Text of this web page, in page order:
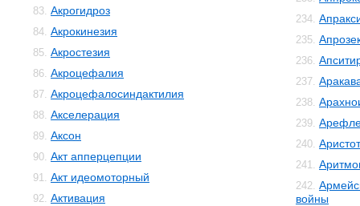
83. Акрогидроз
84. Акрокинезия
85. Акростезия
86. Акроцефалия
87. Акроцефалосиндактилия
88. Акселерация
89. Аксон
90. Акт апперцепции
91. Акт идеомоторный
92. Активация
234.
235.
236.
237.
238.
239.
240.
241.
242.
войны